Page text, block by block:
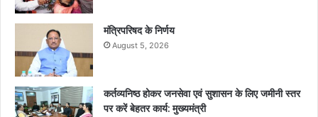
मंत्रिपरिषद के निर्णय
August 5, 2026
कर्तव्यनिष्ठ होकर जनसेवा एवं सुशासन के लिए जमीनी स्तर
पर करें बेहतर कार्य: मुख्यमंत्री